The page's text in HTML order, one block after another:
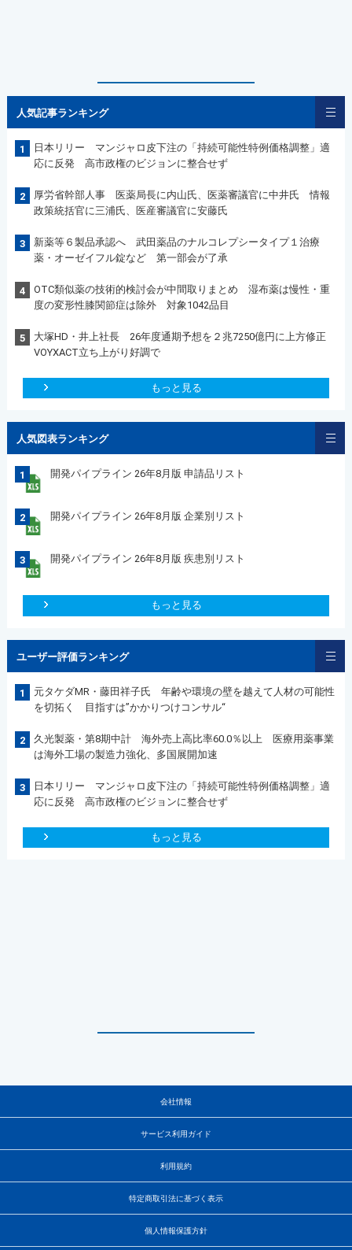
人気記事ランキング
1
日本リリー マンジャロ皮下注の「持続可能性特例価格調整」適
応に反発 高市政権のビジョンに整合せず
2
厚労省幹部人事 医薬局長に内山氏、医薬審議官に中井氏 情報
政策統括官に三浦氏、医産審議官に安藤氏
3
新薬等６製品承認へ 武田薬品のナルコレプシータイプ１治療
薬・オーゼイフル錠など 第一部会が了承
4
OTC類似薬の技術的検討会が中間取りまとめ 湿布薬は慢性・重
度の変形性膝関節症は除外 対象1042品目
5
大塚HD・井上社長 26年度通期予想を２兆7250億円に上方修正
VOYXACT立ち上がり好調で
もっと見る
人気図表ランキング
1 開発パイプライン 26年8月版 申請品リスト
2 開発パイプライン 26年8月版 企業別リスト
3 開発パイプライン 26年8月版 疾患別リスト
もっと見る
ユーザー評価ランキング
1
元タケダMR・藤田祥子氏 年齢や環境の壁を越えて人材の可能性
を切拓く 目指すは”かかりつけコンサル“
2
久光製薬・第8期中計 海外売上高比率60.0％以上 医療用薬事業
は海外工場の製造力強化、多国展開加速
3
日本リリー マンジャロ皮下注の「持続可能性特例価格調整」適
応に反発 高市政権のビジョンに整合せず
もっと見る
会社情報
サービス利用ガイド
利用規約
特定商取引法に基づく表示
個人情報保護方針